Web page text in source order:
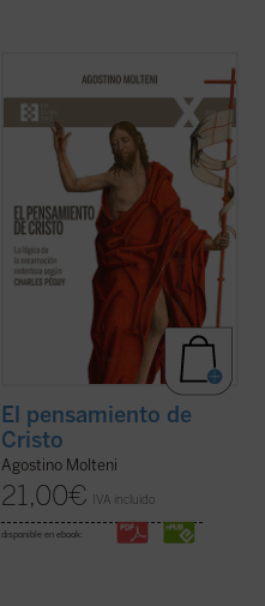
sobre la «teología» de Charles Péguy se
han centrado solamente en algunos
aspectos específicos de la reflexión
cristiana, pero no han indagado sobre
cómo el escritor supo reconocer el
pensamiento de ...
(ver ficha)
El pensamiento de
Cristo
Agostino Molteni
21,00€ IVA incluido
disponible en ebook: